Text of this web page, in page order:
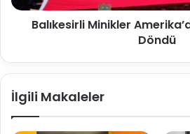
Balıkesirli Minikler
Döndü
İlgili Makaleler